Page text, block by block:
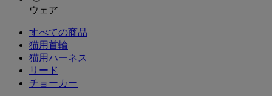
ウェア
すべての商品
猫用首輪
猫用ハーネス
リード
チョーカー